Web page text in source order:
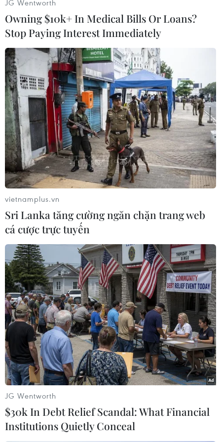
(Vietnam+)
Theo dõi VietnamPlus
TIN CÙNG CHUYÊN MỤC
Mỹ có đang chuẩn bị một
chiến lược mới nhằm vào Iran?
Mỹ can thiệp khẩn cấp, ngăn
JG Wentworth
Owning $10k+ In Medical Bills Or Loans?
Stop Paying Interest Immediately
vietnamplus.vn
Sri Lanka tăng cường ngăn chặn trang web
cá cược trực tuyến
JG Wentworth
$30k In Debt Relief Scandal: What Financial
Institutions Quietly Conceal